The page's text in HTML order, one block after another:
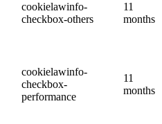
cookielawinfo-
checkbox-others
11
months
cookielawinfo-
checkbox-
performance
11
months